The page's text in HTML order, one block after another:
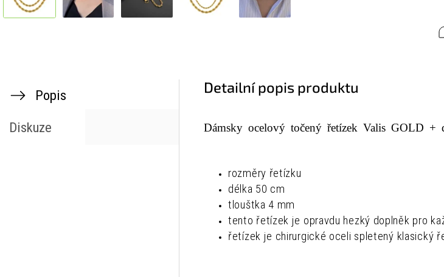
Popis
Diskuze
Detailní popis produktu
Dámsky ocelový točený řetízek Valis GOLD +
rozměry řetízku
délka 50 cm
tlouštka 4 mm
tento řetízek je opravdu hezký doplněk pro
řetízek je chirurgické oceli spletený klasický